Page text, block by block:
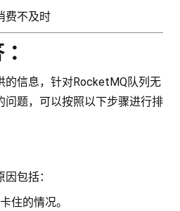
费不及时
的信息，针对RocketMQ队列无
问题，可以按照以下步骤进行排
包括：
住的情况。